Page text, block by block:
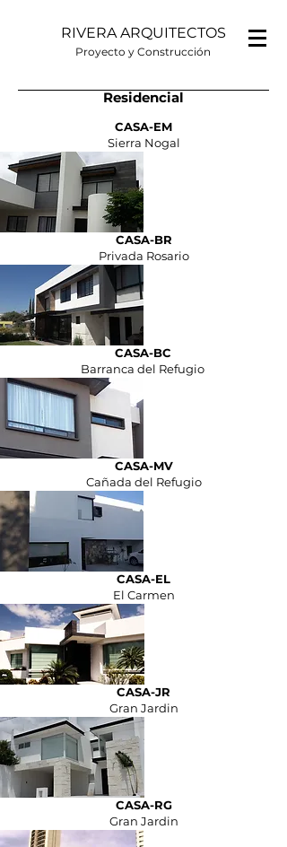
RIVERA ARQUITECTOS
Proyecto y Construcción
Residencial
CASA-EM
Sierra Nogal
CASA-BR
Privada Rosario
CASA-BC
Barranca del Refugio
CASA-MV
Cañada del Refugio
CASA-EL
El Carmen
CASA-JR
Gran Jardin
CASA-RG
Gran Jardin